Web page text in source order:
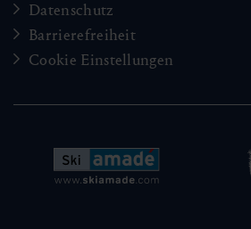
Datenschutz
Barrierefreiheit
Cookie Einstellungen